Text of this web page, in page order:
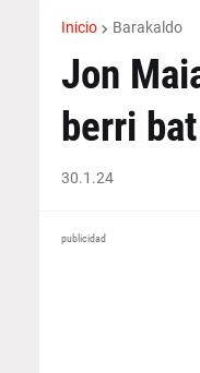
Inicio Barakaldo
Jon
berri
30.1.24
publicidad